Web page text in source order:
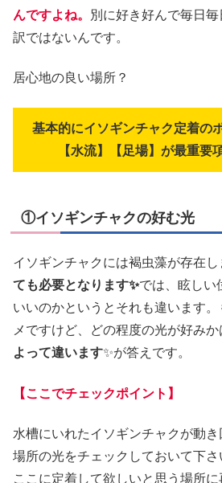
んですよね。
別に好き好んで毎日
訳ではないんです。
居心地の良い場所？
基本的にイソギンチャク定着の
【水流】【足場】が最重要
①イソギンチャクの好む光
イソギンチャクには褐虫藻が存在し
ても必要となります✨では、眩しい
いいのかというとそれも違います
メですけど、どの程度の光が好み
よって違います✨が答えです。
【ここでチェックポイント】
水槽にいれたイソギンチャクが動
場所の光をチェックしておいて下
ここに定着して欲しいと思う場所